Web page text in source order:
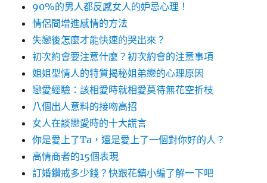
90%的男人都反感女人的妒忌心理！
情侶間增進感情的方法
失戀後怎麼才能快速的哭出來？
初次約會要注意什麼？初次約會的注意事項
姐姐型情人的特質揭秘姐弟戀的心理原因
戀愛經驗：該相愛時就相愛莫待無花空折枝
八個出人意料的接吻高招
女人在談戀愛時的十大謊言
你是愛上了Ta，還是愛上了一個對你好的人？
高情商者的15個表現
訂婚鑽戒多少錢？快跟花鎮小編了解一下吧